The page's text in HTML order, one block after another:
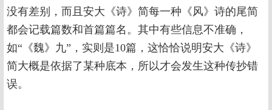
没有差别，而且安大《诗》简每一种《风》诗的尾简
都会记载篇数和首篇篇名。其中有些信息不准确，
如“《魏》九”，实则是10篇，这恰恰说明安大《诗》
简大概是依据了某种底本，所以才会发生这种传抄错
误。